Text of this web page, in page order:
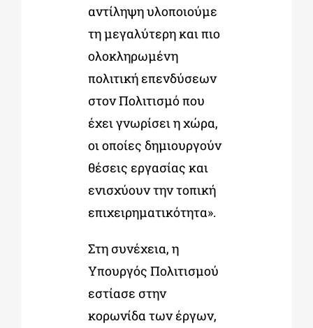
αντίληψη υλοποιούμε
τη μεγαλύτερη και πιο
ολοκληρωμένη
πολιτική επενδύσεων
στον Πολιτισμό που
έχει γνωρίσει η χώρα,
οι οποίες δημιουργούν
θέσεις εργασίας και
ενισχύουν την τοπική
επιχειρηματικότητα».
Στη συνέχεια, η
Υπουργός Πολιτισμού
εστίασε στην
κορωνίδα των έργων,